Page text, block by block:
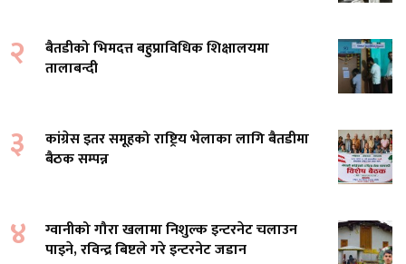
२
बैतडीको भिमदत्त बहुप्राविधिक शिक्षालयमा
तालाबन्दी
३
कांग्रेस इतर समूहको राष्ट्रिय भेलाका लागि बैतडीमा
बैठक सम्पन्न
४
ग्वानीको गौरा खलामा निशुल्क इन्टरनेट चलाउन
पाइने, रविन्द्र बिष्टले गरे इन्टरनेट जडान